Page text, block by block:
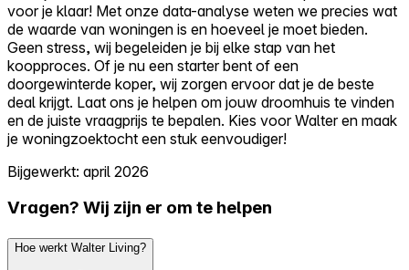
voor je klaar! Met onze data-analyse weten we precies wat
de waarde van woningen is en hoeveel je moet bieden.
Geen stress, wij begeleiden je bij elke stap van het
koopproces. Of je nu een starter bent of een
doorgewinterde koper, wij zorgen ervoor dat je de beste
deal krijgt. Laat ons je helpen om jouw droomhuis te vinden
en de juiste vraagprijs te bepalen. Kies voor Walter en maak
je woningzoektocht een stuk eenvoudiger!
Bijgewerkt: april 2026
Vragen? Wij zijn er om te helpen
Hoe werkt Walter Living?